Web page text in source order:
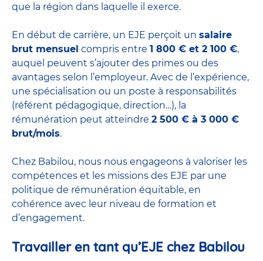
que la région dans laquelle il exerce.
En début de carrière, un EJE perçoit un salaire
brut mensuel compris entre 1 800 € et 2 100 €,
auquel peuvent s’ajouter des primes ou des
avantages selon l’employeur. Avec de l’expérience,
une spécialisation ou un poste à responsabilités
(référent pédagogique, direction…), la
rémunération peut atteindre 2 500 € à 3 000 €
brut/mois.
Chez Babilou, nous nous engageons à valoriser les
compétences et les missions des EJE par une
politique de rémunération équitable, en
cohérence avec leur niveau de formation et
d’engagement.
Travailler en tant qu’EJE chez Babilou